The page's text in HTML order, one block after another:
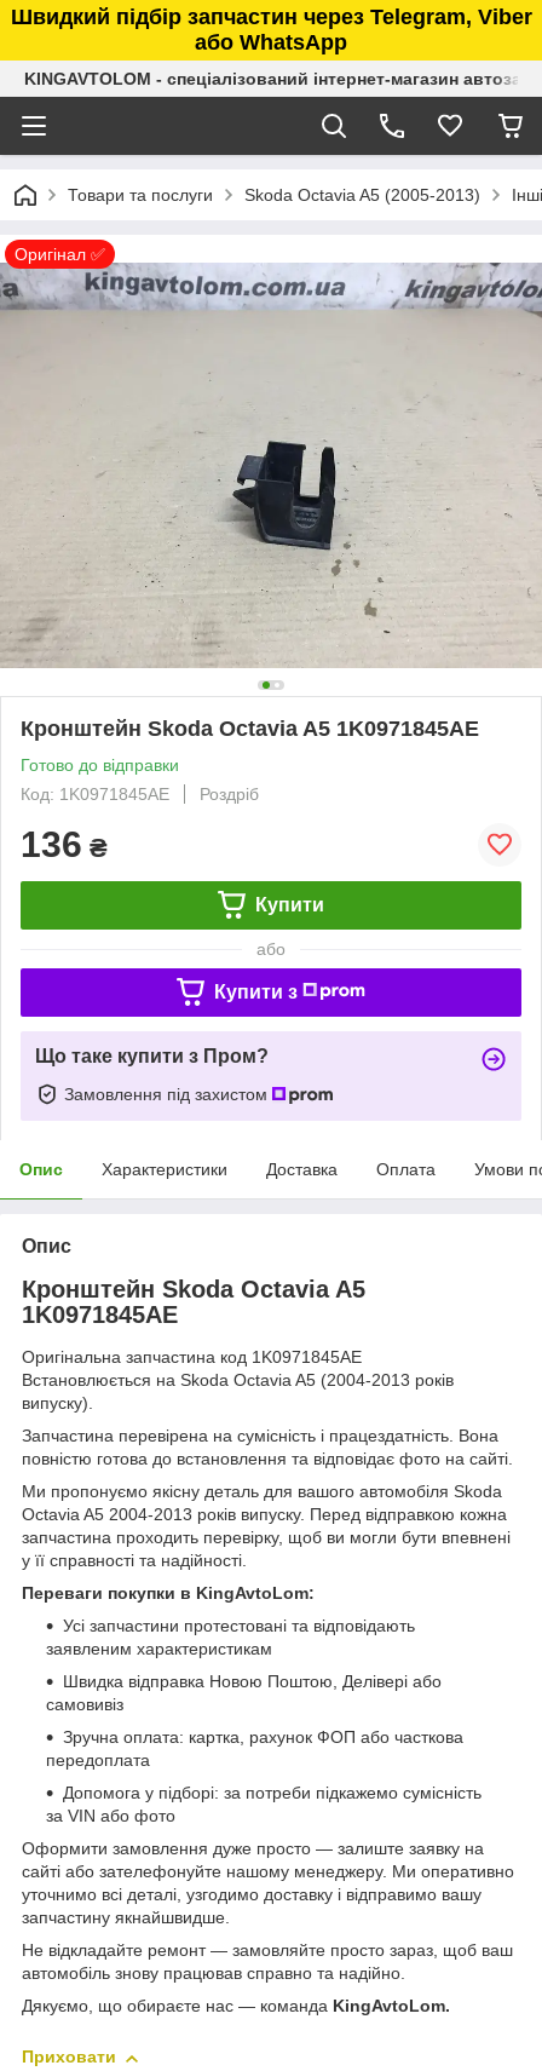
Швидкий підбір запчастин через Telegram, Viber
або WhatsApp
KINGAVTOLOM - спеціалізований інтернет-магазин
Товари та послуги Skoda Octavia A5 (2005-2013)
Оригінал ✅
Кронштейн Skoda Octavia A5 1K0971845AE
Готово до відправки
Код: 1K0971845AE
Роздріб
136 ₴
Купити
або
Купити з
Що таке купити з Пром?
Замовлення під захистом
Опис Характеристики Доставка Оплата Умови
Опис
Кронштейн Skoda Octavia A5
1K0971845AE
Оригінальна запчастина код 1K0971845AE
Встановлюється на Skoda Octavia A5 (2004-2013 років
випуску).
Запчастина перевірена на сумісність і працездатність. Вона
повністю готова до встановлення та відповідає фото на сайті.
Ми пропонуємо якісну деталь для вашого автомобіля Skoda
Octavia A5 2004-2013 років випуску. Перед відправкою кожна
запчастина проходить перевірку, щоб ви могли бути впевнені
у її справності та надійності.
Переваги покупки в KingAvtoLom:
Усі запчастини протестовані та відповідають
заявленим характеристикам
Швидка відправка Новою Поштою, Делівері або
самовивіз
Зручна оплата: картка, рахунок ФОП або часткова
передоплата
Допомога у підборі: за потреби підкажемо сумісність
за VIN або фото
Оформити замовлення дуже просто — залиште заявку на
сайті або зателефонуйте нашому менеджеру. Ми оперативно
уточнимо всі деталі, узгодимо доставку і відправимо вашу
запчастину якнайшвидше.
Не відкладайте ремонт — замовляйте просто зараз, щоб ваш
автомобіль знову працював справно та надійно.
Дякуємо, що обираєте нас — команда KingAvtoLom.
Приховати